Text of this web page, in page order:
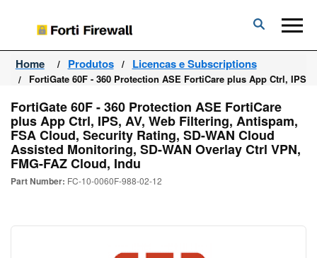
Forti
Firewall
Home Produtos Licencas e Subscriptions
FortiGate 60F - 360 Protection ASE FortiCare plus App Ctrl,
FortiGate 60F - 360 Protection ASE FortiCare
plus App Ctrl, IPS, AV, Web Filtering, Antispam,
FSA Cloud, Security Rating, SD-WAN Cloud
Assisted Monitoring, SD-WAN Overlay Ctrl VPN,
FMG-FAZ Cloud, Indu
Part Number: FC-10-0060F-988-02-12